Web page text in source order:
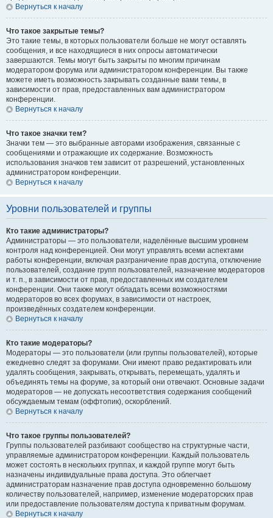
Вернуться к началу
Что такое закрытые темы?
Это такие темы, в которых пользователи больше не могут оставлять
сообщения, и все находящиеся в них опросы автоматически
завершаются. Темы могут быть закрыты по многим причинам
модератором форума или администратором конференции. Вы также
можете иметь возможность закрывать созданные вами темы, в
зависимости от прав, предоставленных вам администратором
конференции.
Вернуться к началу
Что такое значки тем?
Значки тем — это выбранные авторами изображения, связанные с
сообщениями и отражающие их содержание. Возможность
использования значков тем зависит от разрешений, установленных
администратором конференции.
Вернуться к началу
Уровни пользователей и группы
Кто такие администраторы?
Администраторы — это пользователи, наделённые высшим уровнем
контроля над конференцией. Они могут управлять всеми аспектами
работы конференции, включая разграничение прав доступа, отключение
пользователей, создание групп пользователей, назначение модераторов
и т. п., в зависимости от прав, предоставленных им создателем
конференции. Они также могут обладать всеми возможностями
модераторов во всех форумах, в зависимости от настроек,
произведённых создателем конференции.
Вернуться к началу
Кто такие модераторы?
Модераторы — это пользователи (или группы пользователей), которые
ежедневно следят за форумами. Они имеют право редактировать или
удалять сообщения, закрывать, открывать, перемещать, удалять и
объединять темы на форуме, за который они отвечают. Основные задачи
модераторов — не допускать несоответствия содержания сообщений
обсуждаемым темам (оффтопик), оскорблений.
Вернуться к началу
Что такое группы пользователей?
Группы пользователей разбивают сообщество на структурные части,
управляемые администратором конференции. Каждый пользователь
может состоять в нескольких группах, и каждой группе могут быть
назначены индивидуальные права доступа. Это облегчает
администраторам назначение прав доступа одновременно большому
количеству пользователей, например, изменение модераторских прав
или предоставление пользователям доступа к приватным форумам.
Вернуться к началу